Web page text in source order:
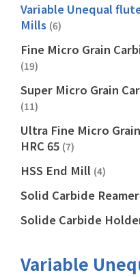
Variable Unequal
Mills (6)
Fine Micro Grain
(19)
Super Micro Grain
(11)
Ultra Fine Micro
HRC 65 (7)
HSS End Mill (4)
Solid Carbide Reamer
Solide Carbide
Variable